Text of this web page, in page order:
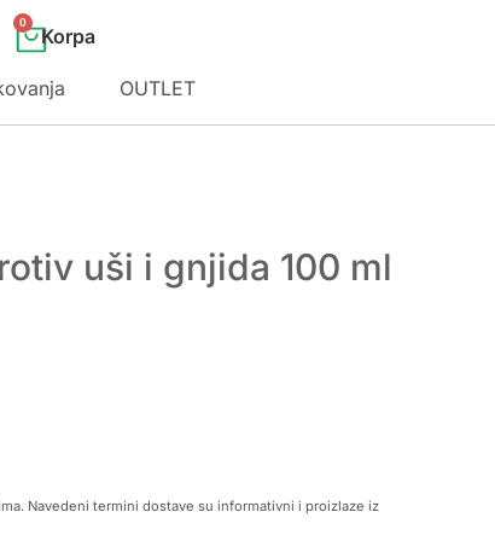
0
OUTLET
uši i gnjida 100 ml
Navedeni termini dostave su informativni i proizlaze iz